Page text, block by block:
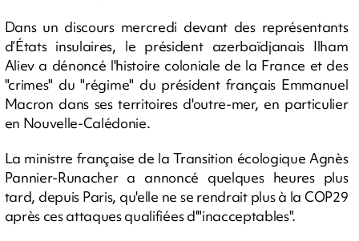
Dans un discours mercredi devant des représentants
d’États insulaires, le président azerbaïdjanais Ilham
Aliev a dénoncé l'histoire coloniale de la France et des
"crimes" du "régime" du président français Emmanuel
Macron dans ses territoires d'outre-mer, en particulier
en Nouvelle-Calédonie.
La ministre française de la Transition écologique Agnès
Pannier-Runacher a annoncé quelques heures plus
tard, depuis Paris, qu'elle ne se rendrait plus à la COP29
après ces attaques qualifiées d'"inacceptables".